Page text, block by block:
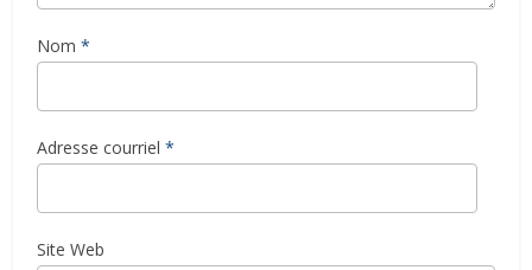
Nom *
Adresse courriel *
Site Web